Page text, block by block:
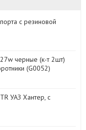
с резиновой
черные (к-т 2шт)
(G0052)
УАЗ Хантер, с